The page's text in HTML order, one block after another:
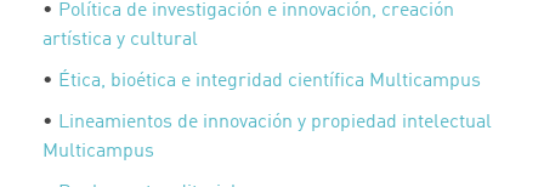
• Política de investigación e innovación, creación
artística y cultural
• Ética, bioética e integridad científica Multicampus
• Lineamientos de innovación y propiedad intelectual
Multicampus